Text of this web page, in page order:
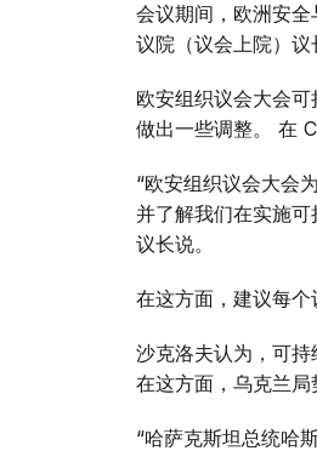
会议期间，欧洲安
议院（议会上院）议
欧安组织议会大会
做出一些调整。 在
“欧安组织议会大会
并了解我们在实施
议长说。
在这方面，建议每个
沙克洛夫认为，可持
在这方面，乌克兰局
“哈萨克斯坦总统哈